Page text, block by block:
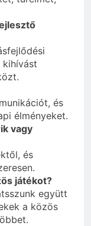
kihívást
és
élményeket.
vagy
és
játékot?
együtt
a közös